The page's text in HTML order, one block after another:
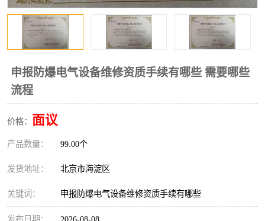
申报防爆电气设备维修资质手续有哪些 需要哪些
流程
价格： 面议
产品数量： 99.00个
发货地址： 北京市海淀区
关键词： 申报防爆电气设备维修资质手续有哪些